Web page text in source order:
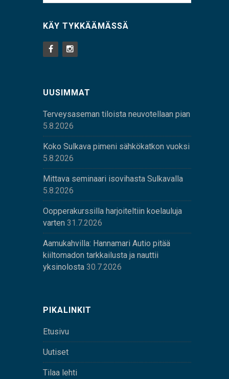
KÄY TYKKÄÄMÄSSÄ
UUSIMMAT
Terveysaseman tiloista neuvotellaan pian
5.8.2026
Koko Sulkava pimeni sähkökatkon vuoksi
5.8.2026
Mittava seminaari isovihasta Sulkavalla
5.8.2026
Oopperakurssilla harjoiteltiin koelauluja
varten 31.7.2026
Aamukahvilla: Hannamari Autio pitää
kiiltomadon tarkkailusta ja nauttii
yksinolosta 30.7.2026
PIKALINKIT
Etusivu
Uutiset
Tilaa lehti